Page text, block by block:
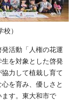
）
活動「人権の花運
を対象とした啓発
力して植栽し育て
を育み、優しさと
す。東大和市で